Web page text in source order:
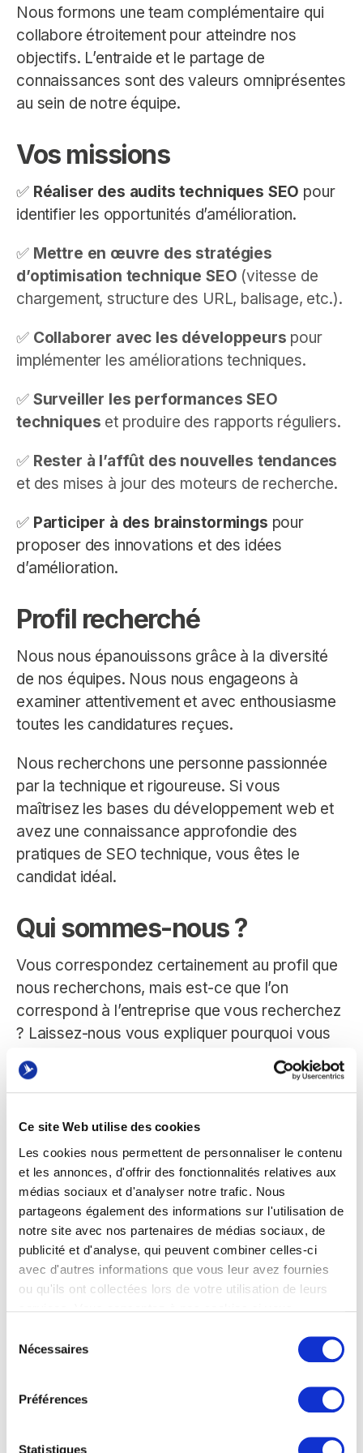
Ce site Web utilise des cookies
Les cookies nous permettent de personnaliser le contenu
et les annonces, d'offrir des fonctionnalités relatives aux
médias sociaux et d'analyser notre trafic. Nous
partageons également des informations sur l'utilisation de
notre site avec nos partenaires de médias sociaux, de
publicité et d'analyse, qui peuvent combiner celles-ci
avec d'autres informations que vous leur avez fournies
ou qu'ils ont collectées lors de votre utilisation de leurs
Nécessaires
Préférences
Statistiques
Nous formons une team complémentaire qui
collabore étroitement pour atteindre nos
objectifs. L’entraide et le partage de
connaissances sont des valeurs omniprésentes
au sein de notre équipe.
Vos missions
✅ Réaliser des audits techniques SEO pour
identifier les opportunités d’amélioration.
✅ Mettre en œuvre des stratégies
d’optimisation technique SEO (vitesse de
chargement, structure des URL, balisage, etc.).
✅ Collaborer avec les développeurs pour
implémenter les améliorations techniques.
✅ Surveiller les performances SEO
techniques et produire des rapports réguliers.
✅ Rester à l’affût des nouvelles tendances
et des mises à jour des moteurs de recherche.
✅ Participer à des brainstormings pour
proposer des innovations et des idées
d’amélioration.
Profil recherché
Nous nous épanouissons grâce à la diversité
de nos équipes. Nous nous engageons à
examiner attentivement et avec enthousiasme
toutes les candidatures reçues.
Nous recherchons une personne passionnée
par la technique et rigoureuse. Si vous
maîtrisez les bases du développement web et
avez une connaissance approfondie des
pratiques de SEO technique, vous êtes le
candidat idéal.
Qui sommes-nous ?
Vous correspondez certainement au profil que
nous recherchons, mais est-ce que l’on
correspond à l’entreprise que vous recherchez
? Laissez-nous vous expliquer pourquoi vous
devriez nous choisir.
Travailler chez Cryptal, c’est rejoindre une
ambiance startup où l’innovation et l’esprit
cœur de [ville], sont facilement accessibles.
Nous organisons régulièrement des
événements, des workshops, et des team-
buildings pour renforcer la cohésion de l’équipe.
Chez nous, il y a aussi d’autres avantages :
→ RTT
→ Flexoffice